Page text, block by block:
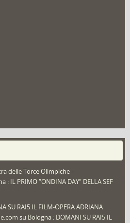
delle Torce Olimpiche –
: IL PRIMO “ONDINA DAY” DELLA SEF
SU RAI5 IL FILM-OPERA ADRIANA
su Bologna : DOMANI SU RAI5 IL